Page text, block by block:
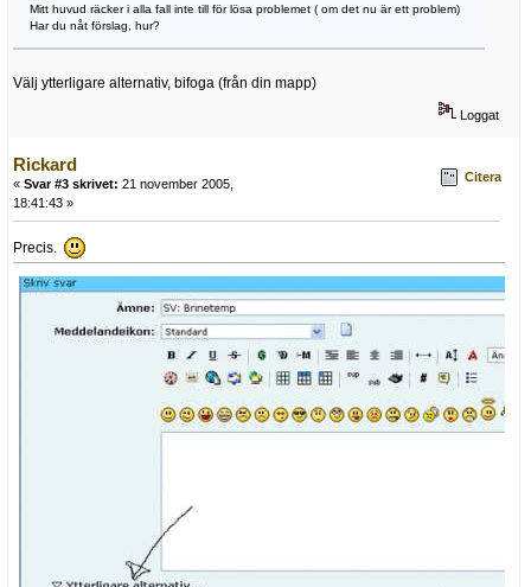
Mitt huvud räcker i alla fall inte till för lösa problemet ( om det nu är ett problem)
Har du nåt förslag, hur?
Välj ytterligare alternativ, bifoga (från din mapp)
Loggat
Rickard
« Svar #3 skrivet: 21 november 2005,
18:41:43 »
Citera
Precis.